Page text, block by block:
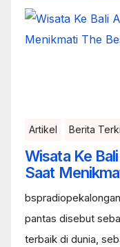
Artikel Berita
Wisata Ke
Saat
pantas disebut
terbaik di dunia,